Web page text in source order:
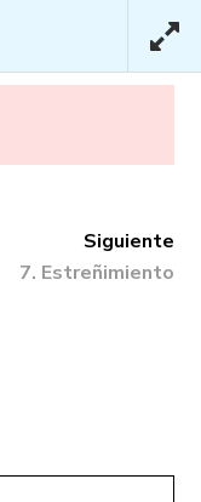
Siguiente
7. Estreñimiento